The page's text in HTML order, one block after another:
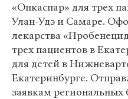
«Онкаспар» для трех
Улан-Удэ и Самаре.
лекарства
трех пациентов в
для детей в
Екатеринбурге.
заявкам